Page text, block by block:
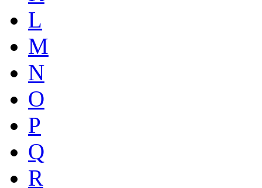
L
M
N
O
P
Q
R